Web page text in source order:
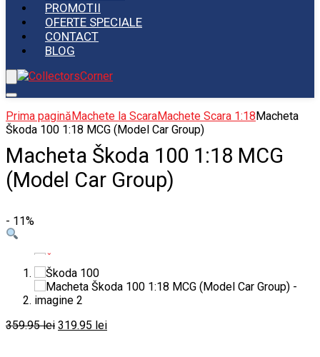
PROMOTII
OFERTE SPECIALE
CONTACT
BLOG
Prima paginăMachete la ScaraMachete Scara 1:18Macheta
Škoda 100 1:18 MCG (Model Car Group)
Macheta Škoda 100 1:18 MCG
(Model Car Group)
- 11%
359.95lei Prețul
319.95 leiPrețul